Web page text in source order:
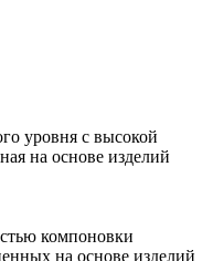
уровня с высокой
на основе изделий
компоновки
на основе изделий